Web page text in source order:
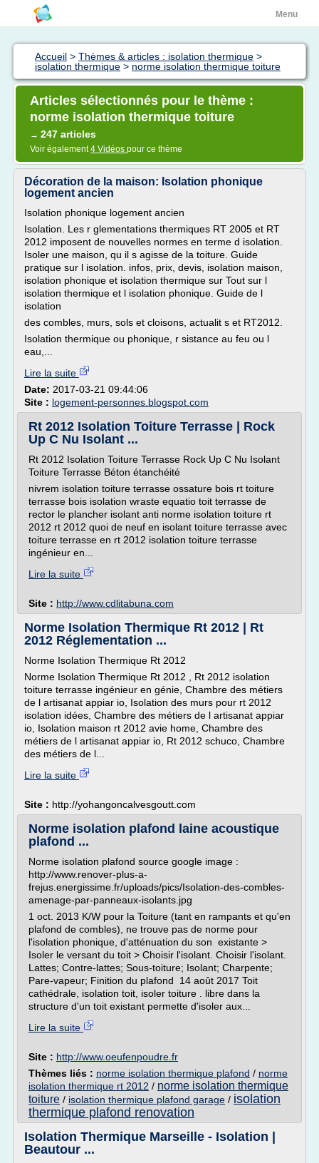
Menu
Accueil > Thèmes & articles : isolation thermique >
isolation thermique > norme isolation thermique toiture
Articles sélectionnés pour le thème :
norme isolation thermique toiture
→ 247 articles
Voir également4 Vidéos pour ce thème
Décoration de la maison: Isolation phonique
logement ancien
Isolation phonique logement ancien
Isolation. Les r glementations thermiques RT 2005 et RT
2012 imposent de nouvelles normes en terme d isolation.
Isoler une maison, qu il s agisse de la toiture. Guide
pratique sur l isolation. infos, prix, devis, isolation maison,
isolation phonique et isolation thermique sur Tout sur l
isolation thermique et l isolation phonique. Guide de l
isolation
des combles, murs, sols et cloisons, actualit s et RT2012.
Isolation thermique ou phonique, r sistance au feu ou l
eau,...
Lire la suite
Date: 2017-03-21 09:44:06
Site : logement-personnes.blogspot.com
Rt 2012 Isolation Toiture Terrasse | Rock
Up C Nu Isolant ...
Rt 2012 Isolation Toiture Terrasse Rock Up C Nu Isolant
Toiture Terrasse Béton étanchéité
nivrem isolation toiture terrasse ossature bois rt toiture
terrasse bois isolation wraste equatio toit terrasse de
rector le plancher isolant anti norme isolation toiture rt
2012 rt 2012 quoi de neuf en isolant toiture terrasse avec
toiture terrasse en rt 2012 isolation toiture terrasse
ingénieur en...
Lire la suite
Site : http://www.cdlitabuna.com
Norme Isolation Thermique Rt 2012 | Rt
2012 Réglementation ...
Norme Isolation Thermique Rt 2012
Norme Isolation Thermique Rt 2012 , Rt 2012 isolation
toiture terrasse ingénieur en génie, Chambre des métiers
de l artisanat appiar io, Isolation des murs pour rt 2012
isolation idées, Chambre des métiers de l artisanat appiar
io, Isolation maison rt 2012 avie home, Chambre des
métiers de l artisanat appiar io, Rt 2012 schuco, Chambre
des métiers de l...
Lire la suite
Site : http://yohangoncalvesgoutt.com
Norme isolation plafond laine acoustique
plafond ...
Norme isolation plafond source google image :
http://www.renover-plus-a-
frejus.energissime.fr/uploads/pics/Isolation-des-combles-
amenage-par-panneaux-isolants.jpg
1 oct. 2013 K/W pour la Toiture (tant en rampants et qu'en
plafond de combles), ne trouve pas de norme pour
l'isolation phonique, d'atténuation du son existante >
Isoler le versant du toit > Choisir l'isolant. Choisir l'isolant.
Lattes; Contre-lattes; Sous-toiture; Isolant; Charpente;
Pare-vapeur; Finition du plafond 14 août 2017 Toit
cathédrale, isolation toit, isoler toiture . libre dans la
structure d'un toit existant permette d'isoler aux...
Lire la suite
Site : http://www.oeufenpoudre.fr
Thèmes liés : norme isolation thermique plafond / norme
isolation thermique rt 2012 / norme isolation thermique
toiture / isolation thermique plafond garage / isolation
thermique plafond renovation
Isolation Thermique Marseille - Isolation |
Beautour ...